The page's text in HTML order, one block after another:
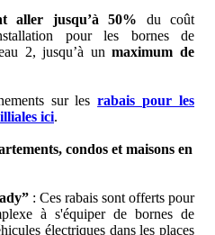
aller jusqu’à 50% du coût
pour les bornes de
2, jusqu’à unmaximum de
sur lesrabais pour les
ici.
condos et maisons en
: Ces rabais sont offerts pour
à s'équiper de bornes de
électriques dans les places